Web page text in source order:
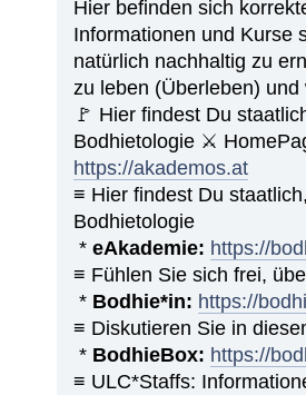
Hier befinden sich
Informationen und Kurse
natürlich nachhaltig zu
zu leben (Überleben)
🚩 Hier findest Du
Bodhietologie ⚔
https://akademos.at
≡ Hier findest Du
Bodhietologie
*eAkademie: https://
≡ Fühlen Sie sich frei,
* Bodhie*in: https://
≡ Diskutieren Sie in
* BodhieBox: https://
≡ ULC*Staffs: